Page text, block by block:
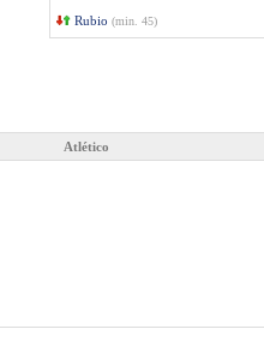
Rubio (min. 45)
Atlético